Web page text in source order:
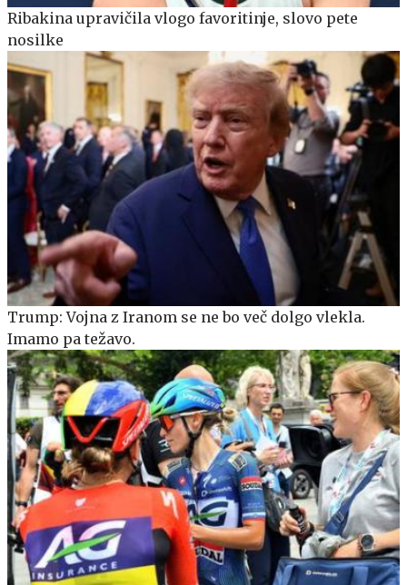
Ribakina upravičila vlogo favoritinje, slovo pete
nosilke
Trump: Vojna z Iranom se ne bo več dolgo vlekla.
Imamo pa težavo.